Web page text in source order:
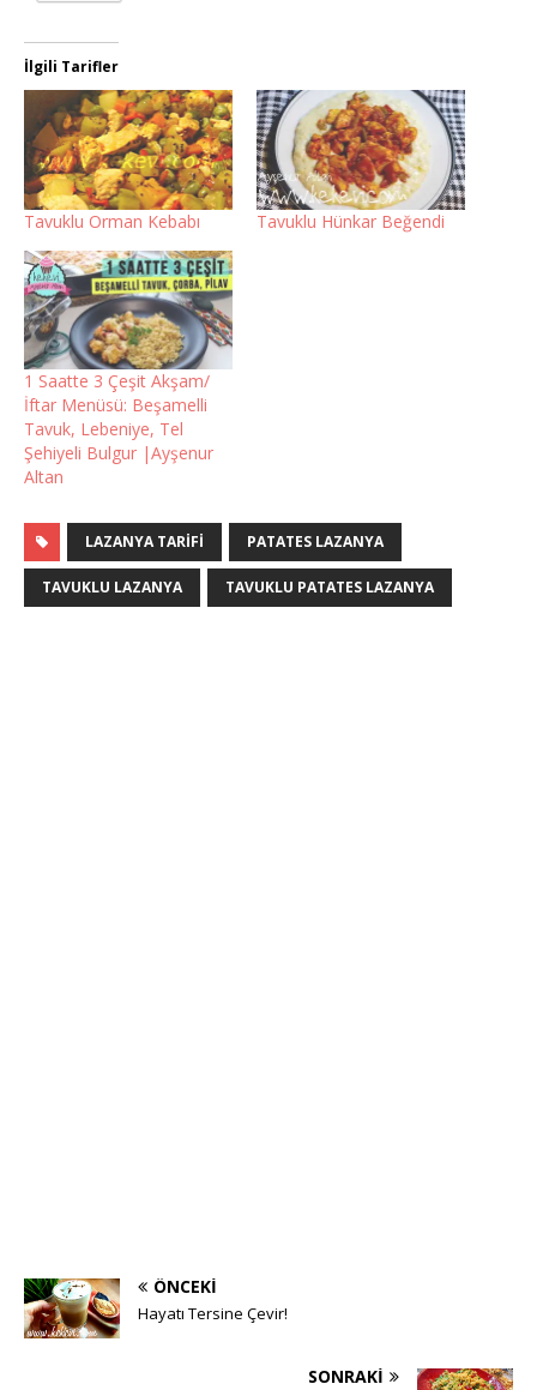
İlgili Tarifler
Tavuklu Orman Kebabı Tavuklu Hünkar Beğendi
1 Saatte 3 Çeşit Akşam/
İftar Menüsü: Beşamelli
Tavuk, Lebeniye, Tel
Şehiyeli Bulgur |Ayşenur
Altan
LAZANYA TARIFI PATATES LAZANYA
TAVUKLU LAZANYA TAVUKLU PATATES LAZANYA
ÖNCEKI
Hayatı Tersine Çevir!
SONRAKI